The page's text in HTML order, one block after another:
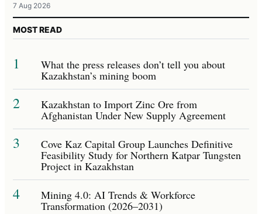
7 Aug 2026
MOST READ
1 What the press releases don’t tell you about
Kazakhstan’s mining boom
2 Kazakhstan to Import Zinc Ore from
Afghanistan Under New Supply Agreement
3 Cove Kaz Capital Group Launches Definitive
Feasibility Study for Northern Katpar Tungsten
Project in Kazakhstan
4 Mining 4.0: AI Trends & Workforce
Transformation (2026–2031)